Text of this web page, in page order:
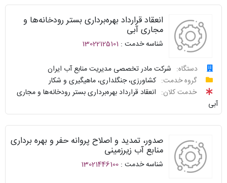
نظرسنجی
سوالات
سامانه
خدمات
واحد
پاسخگو
توافقنامه
نظرسنجی
سوالات
متداول
انعقاد قرارداد بهره‌برداری بستر رودخانه‌ها و
مجاری آبی
شناسه خدمت : 13022125101
دستگاه:
شرکت مادر تخصصی مدیریت منابع آب ایران
گروه خدمت:
کشاورزی، جنگلداری، ماهیگیری و شکار
خدمت کلان:
انعقاد قرارداد بهره‌برداری بستر رودخانه‌ها و مجاری
آبی
درخواست
پاسخگو
نحوه
صدور، تمدید و اصلاح پروانه حفر و بهره برداری
منابع آب زیرزمینی
شناسه خدمت : 13021446100